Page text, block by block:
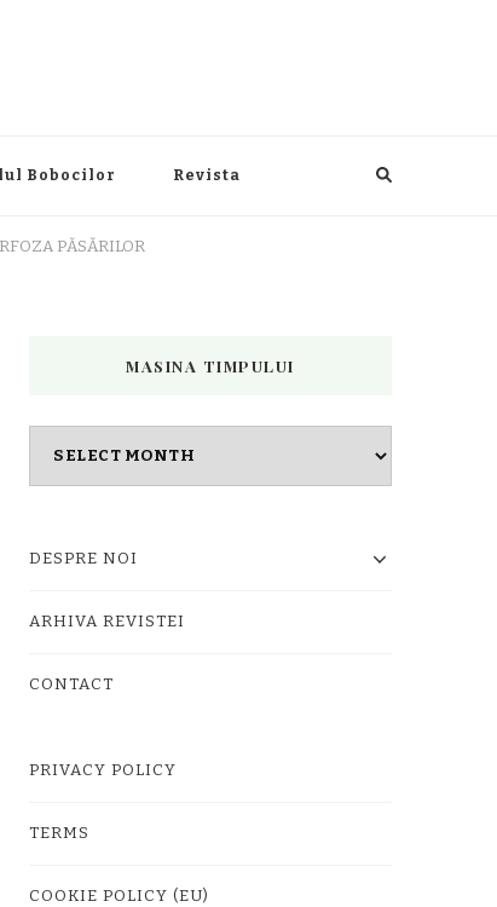
Bobocilor Revista
PĂSĂRILOR
MASINA TIMPULUI
DESPRE NOI
ARHIVA REVISTEI
CONTACT
PRIVACY POLICY
TERMS
COOKIE POLICY (EU)